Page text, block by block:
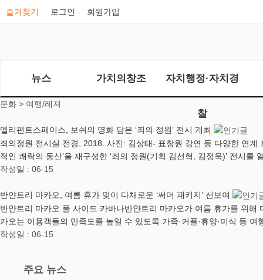
즐겨찾기 로그인 회원가입
뉴스 가치의창조 자치행정·자치경
찰
문화 > 여행/레져
엘리펀트스페이스, 보쉬의 명화 담은 ‘죄의 정원’ 전시 개최
죄의정원 전시실 전경, 2018. 사진: 김상태​- 표창원 강연 등 다양한 연
적인 쾌락의 동산’을 재구성한 ‘죄의 정원(기획 김선혁, 김정욱)’ 전시를
작성일 : 06-15
반얀트리 마카오, 여름 휴가 맞이 다채로운 ‘써머 패키지’ 선보여
반얀트리 마카오 풀 사이드 카바나반얀트리 마카오가 여름 휴가를 위
카오는 이용객들의 만족도를 높일 수 있도록 가족·커플·휴양·미식 등
작성일 : 06-15
주요 뉴스